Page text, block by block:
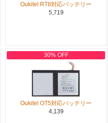
Oukitel RT8対応バッテリー
5,719
30% OFF
Oukitel OT5対応バッテリー
4,139